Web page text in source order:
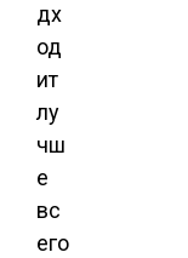
дх
од
ит
лу
чш
е
вс
его